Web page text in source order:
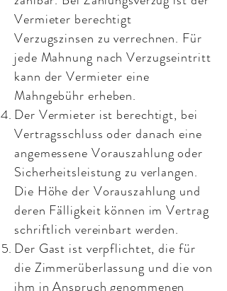
Vermieter berechtigt
Verzugszinsen zu verrechnen. Für
jede Mahnung nach Verzugseintritt
kann der Vermieter eine
Mahngebühr erheben.
Der Vermieter ist berechtigt, bei
Vertragsschluss oder danach eine
angemessene Vorauszahlung oder
Sicherheitsleistung zu verlangen.
Die Höhe der Vorauszahlung und
deren Fälligkeit können im Vertrag
schriftlich vereinbart werden.
Der Gast ist verpflichtet, die für
die Zimmerüberlassung und die von
ihm in Anspruch genommenen